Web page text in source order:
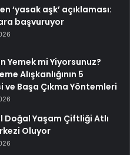
‘yasak aşk’ açıklaması:
başvuruyor
Yemek mi Yiyorsunuz?
Alışkanlığının 5
ve Başa Çıkma Yöntemleri
Doğal Yaşam Çiftliği Atlı
Oluyor